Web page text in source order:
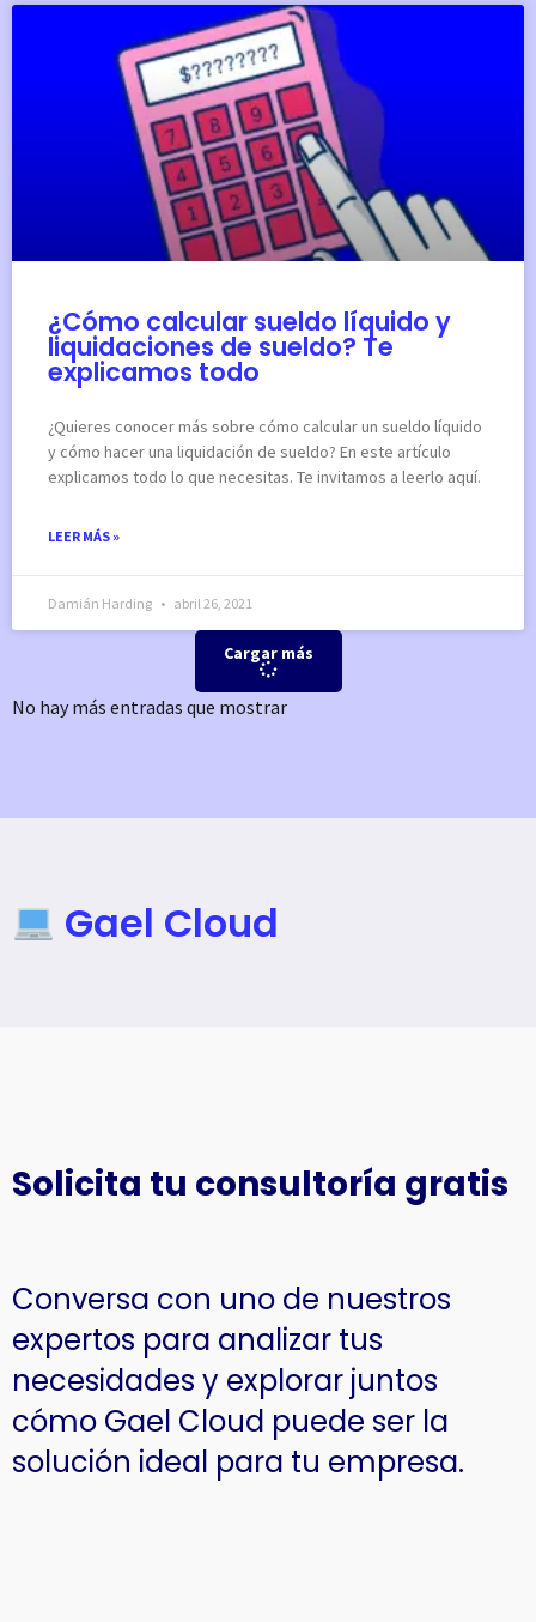
¿Cómo calcular sueldo líquido y
liquidaciones de sueldo? Te
explicamos todo
¿Quieres conocer más sobre cómo calcular un sueldo líquido
y cómo hacer una liquidación de sueldo? En este artículo
explicamos todo lo que necesitas. Te invitamos a leerlo aquí.
LEER MÁS »
Damián Harding abril 26, 2021
Cargar más
No hay más entradas que mostrar
Gael Cloud
Solicita tu consultoría gratis
Conversa con uno de nuestros
expertos para analizar tus
necesidades y explorar juntos
cómo Gael Cloud puede ser la
solución ideal para tu empresa.